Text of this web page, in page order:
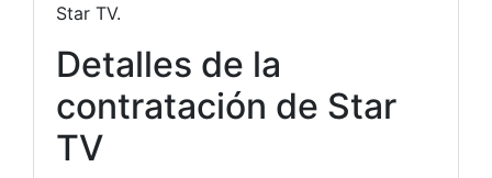
Star TV.
Detalles de la
contratación de Star
TV